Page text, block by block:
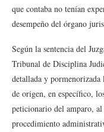
que contaba no tenían
desempeño del órgano
Según la sentencia del
Tribunal de Disciplina
detallada y
de origen, en específico,
peticionario del amparo,
procedimiento